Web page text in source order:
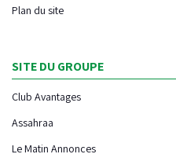
Plan du site
SITE DU GROUPE
Club Avantages
Assahraa
Le Matin Annonces